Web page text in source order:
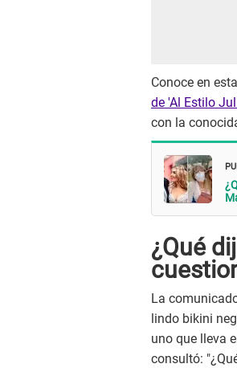
Conoce en
de 'Al Estilo
con la
¿Qué
La
lindo bikini
uno que lleva
consultó: